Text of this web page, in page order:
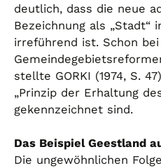
deutlich, dass die neue
Bezeichnung als „Stadt“
irreführend ist. Schon bei
stellte GORKI (1974, S.
„Prinzip der Erhaltung
gekennzeichnet sind.
Das Beispiel Geestland
Die ungewöhnlichen